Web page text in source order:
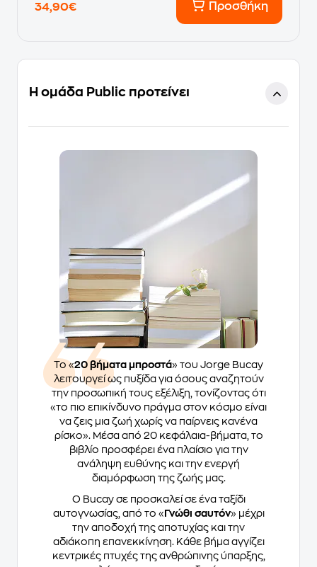
34,90€
Προσθήκη
Η ομάδα Public προτείνει
Το «20 βήματα μπροστά» του Jorge Bucay
λειτουργεί ως πυξίδα για όσους αναζητούν
την προσωπική τους εξέλιξη, τονίζοντας ότι
«το πιο επικίνδυνο πράγμα στον κόσμο είναι
να ζεις μια ζωή χωρίς να παίρνεις κανένα
ρίσκο». Μέσα από 20 κεφάλαια-βήματα, το
βιβλίο προσφέρει ένα πλαίσιο για την
ανάληψη ευθύνης και την ενεργή
διαμόρφωση της ζωής μας.
Ο Bucay σε προσκαλεί σε ένα ταξίδι
αυτογνωσίας, από το « Γνώθι σαυτόν» μέχρι
την αποδοχή της αποτυχίας και την
αδιάκοπη επανεκκίνηση. Κάθε βήμα αγγίζει
κεντρικές πτυχές της ανθρώπινης ύπαρξης,